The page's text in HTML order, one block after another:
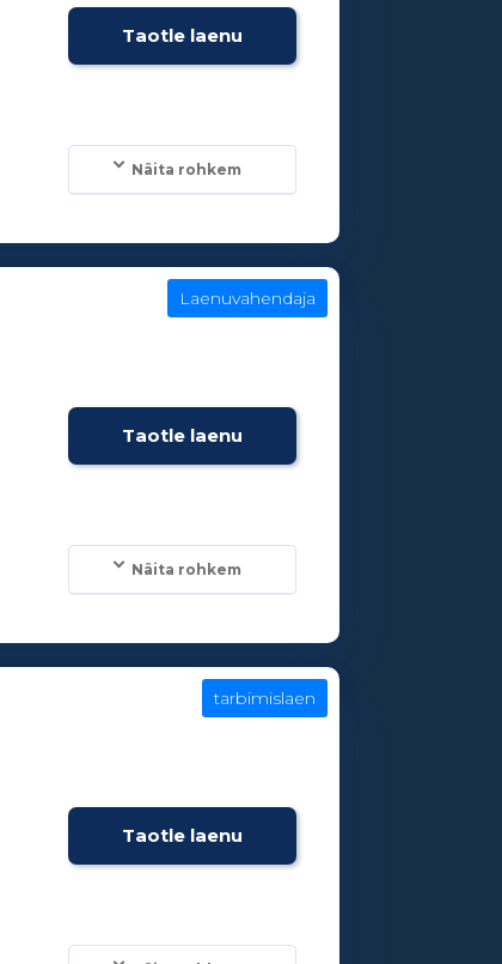
Taotle laenu
Näita rohkem
Taotle laenu
Laenuvahendaja
Näita rohkem
Taotle laenu
tarbimislaen